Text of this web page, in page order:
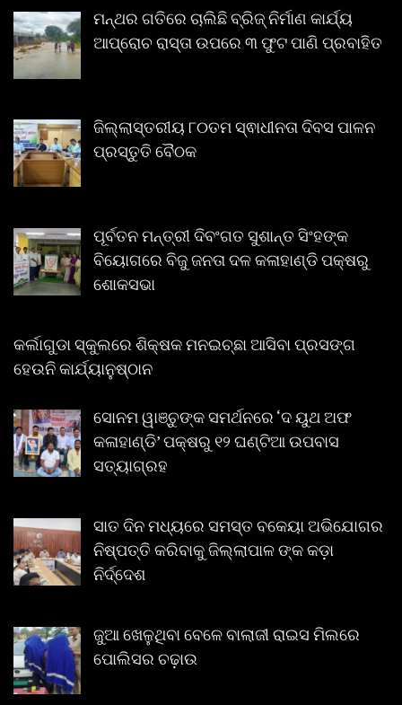
ମନ୍ଥର ଗତିରେ ଚାଲିଛି ବ୍ରିଜ୍ ନିର୍ମାଣ କାର୍ଯ୍ୟ
ଆପ୍ରୋଚ ରାସ୍ତା ଉପରେ ୩ ଫୁଟ ପାଣି ପ୍ରବାହିତ
ଜିଲ୍ଲାସ୍ତରୀୟ ୮୦ତମ ସ୍ଵାଧୀନତା ଦିବସ ପାଳନ
ପ୍ରସ୍ତୁତି ବୈଠକ
ପୂର୍ବତନ ମନ୍ତ୍ରୀ ଦିବଂଗତ ସୁଶାନ୍ତ ସିଂହଙ୍କ
ବିୟୋଗରେ ବିଜୁ ଜନତା ଦଳ କଳାହାଣ୍ଡି ପକ୍ଷରୁ
ଶୋକସଭା
କର୍ଲାଗୁଡା ସ୍କୁଲରେ ଶିକ୍ଷକ ମନଇଚ୍ଛା ଆସିବା ପ୍ରସଙ୍ଗ
ହେଉନି କାର୍ଯ୍ୟାନୁଷ୍ଠାନ
ସୋନମ ୱାଞ୍ଚୁଙ୍କ ସମର୍ଥନରେ ‘ଦ ୟୁଥ ଅଫ
କଳାହାଣ୍ଡି’ ପକ୍ଷରୁ ୧୨ ଘଣ୍ଟିଆ ଉପବାସ
ସତ୍ୟାଗ୍ରହ
ସାତ ଦିନ ମଧ୍ୟରେ ସମସ୍ତ ବକେୟା ଅଭିଯୋଗର
ନିଷ୍ପତ୍ତି କରିବାକୁ ଜିଲ୍ଲାପାଳ ଙ୍କ କଡ଼ା
ନିର୍ଦ୍ଦେଶ
ଜୁଆ ଖେଳୁଥିବା ବେଳେ ବାଲାଜୀ ରାଇସ ମିଲରେ
ପୋଲିସର ଚଢ଼ାଉ